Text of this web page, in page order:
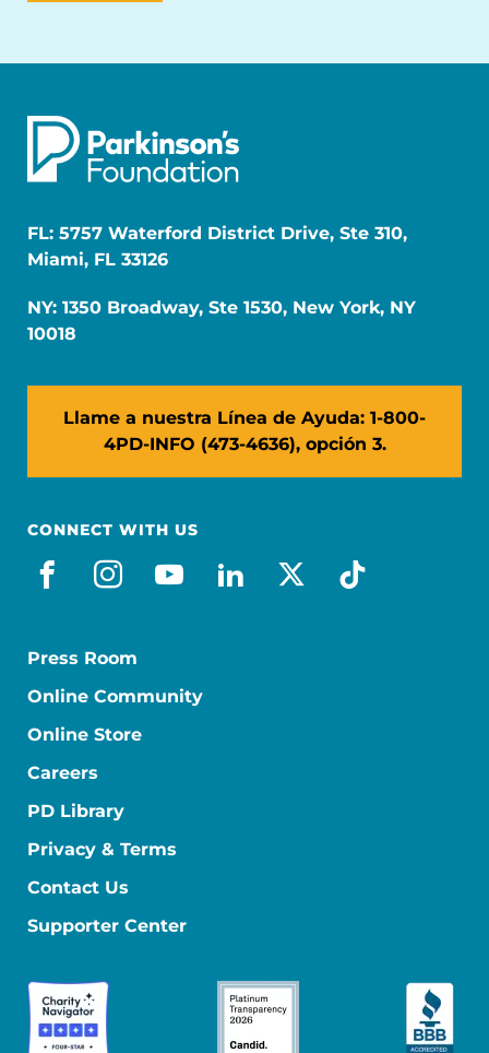
FL: 5757 Waterford District Drive, Ste 310,
Miami, FL 33126
NY: 1350 Broadway, Ste 1530, New York, NY
10018
Llame a nuestra Línea de Ayuda: 1-800-
4PD-INFO (473-4636), opción 3.
CONNECT WITH US
facebook_es
instagram
youtube
linkedin
x-socialtiktok
Press Room
Online Community
Online Store
Careers
PD Library
Privacy & Terms
Contact Us
Supporter Center